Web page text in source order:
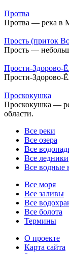
Протва
Протва — река в
Прость (приток
Прость —
Прости-Здорово-
Прости-Здорово-
Проскокушка
Проскокушка —
области.
Все реки
Все озера
Все
Все ледники
Все водные
Все моря
Все заливы
Все
Все болота
Термины
О проекте
Карта сайта